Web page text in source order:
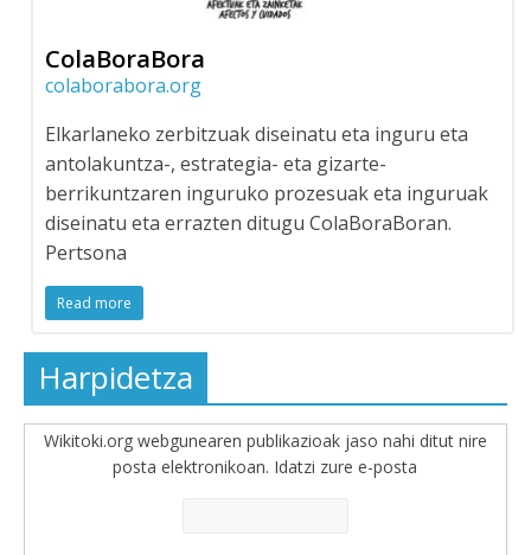
ColaBoraBora
colaborabora.org
Elkarlaneko zerbitzuak diseinatu eta inguru eta
antolakuntza-, estrategia- eta gizarte-
berrikuntzaren inguruko prozesuak eta inguruak
diseinatu eta errazten ditugu ColaBoraBoran.
Pertsona
Read more
Harpidetza
Wikitoki.org webgunearen publikazioak jaso nahi ditut nire
posta elektronikoan. Idatzi zure e-posta